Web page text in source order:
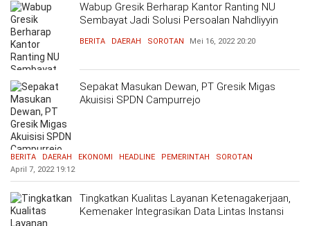
Wabup Gresik Berharap Kantor Ranting NU
Sembayat Jadi Solusi Persoalan Nahdliyyin
BERITA DAERAH SOROTAN Mei 16, 2022 20:20
Sepakat Masukan Dewan, PT Gresik Migas
Akuisisi SPDN Campurrejo
BERITA DAERAH EKONOMI HEADLINE PEMERINTAH
SOROTAN
April 7, 2022 19:12
Tingkatkan Kualitas Layanan Ketenagakerjaan,
Kemenaker Integrasikan Data Lintas Instansi